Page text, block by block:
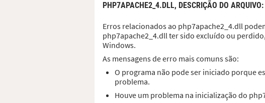
PHP7APACHE2_4.DLL, DESCRIÇÃO DO ARQUIVO
Erros relacionados ao php7apache2_4.dll
php7apache2_4.dll ter sido excluído ou
Windows.
As mensagens de erro mais comuns são:
O programa não pode ser iniciado porque
problema.
Houve um problema na inicialização do